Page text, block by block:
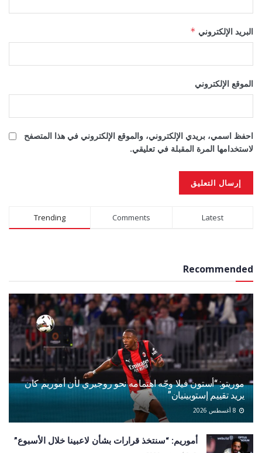
البريد الإلكتروني *
الموقع الإلكتروني
احفظ اسمي، بريدي الإلكتروني، والموقع الإلكتروني في هذا المتصفح
لاستخدامها المرة المقبلة في تعليقي.
Alternative:
Trending Comments Latest
Recommended
موريتو: “أستون فيلا وجّه اهتمامه نحو روجيري لأن أموريم كان
يريد تقييم إستوبينيان”
أموريم: “سنتخذ قرارات بشأن لاعبينا خلال الأسبوع”